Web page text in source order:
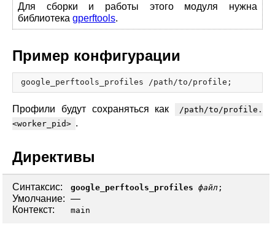
gateway fabric
Для сборки и работы этого модуля нужна
библиотека gperftools.
Пример конфигурации
Профили будут сохраняться как
/path/to/profile.
<worker_pid> .
Директивы
Синтаксис: google_perftools_profiles файл ;
Умолчание: —
Контекст:
main